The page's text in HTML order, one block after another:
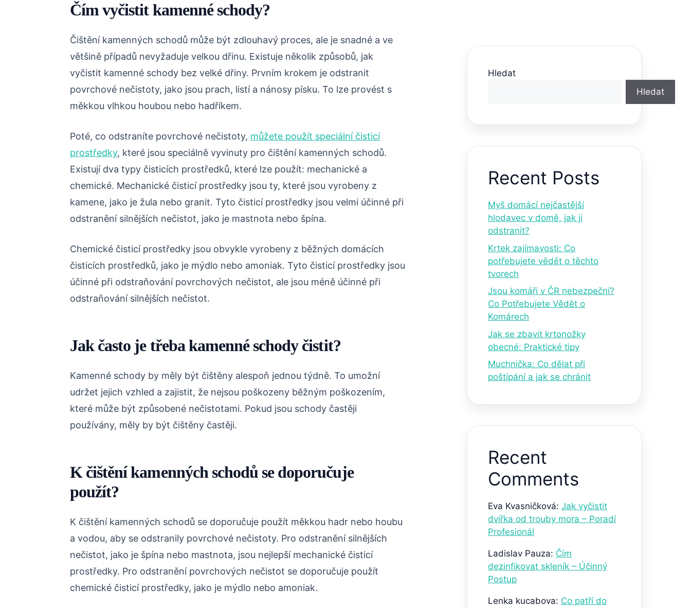
Čím vyčistit kamenné schody?
Čištění kamenných schodů může být zdlouhavý proces, ale je snadné a ve
většině případů nevyžaduje velkou dřinu. Existuje několik způsobů, jak
vyčistit kamenné schody bez velké dřiny. Prvním krokem je odstranit
povrchové nečistoty, jako jsou prach, listí a nánosy písku. To lze provést s
měkkou vlhkou houbou nebo hadříkem.
Poté, co odstraníte povrchové nečistoty, můžete použít speciální čisticí
prostředky, které jsou speciálně vyvinuty pro čištění kamenných schodů.
Existují dva typy čisticích prostředků, které lze použít: mechanické a
chemické. Mechanické čisticí prostředky jsou ty, které jsou vyrobeny z
kamene, jako je žula nebo granit. Tyto čisticí prostředky jsou velmi účinné při
odstranění silnějších nečistot, jako je mastnota nebo špína.
Chemické čisticí prostředky jsou obvykle vyrobeny z běžných domácích
čisticích prostředků, jako je mýdlo nebo amoniak. Tyto čisticí prostředky jsou
účinné při odstraňování povrchových nečistot, ale jsou méně účinné při
odstraňování silnějších nečistot.
Jak často je třeba kamenné schody čistit?
Kamenné schody by měly být čištěny alespoň jednou týdně. To umožní
udržet jejich vzhled a zajistit, že nejsou poškozeny běžným poškozením,
které může být způsobené nečistotami. Pokud jsou schody častěji
používány, měly by být čištěny častěji.
K čištění kamenných schodů se doporučuje
použít?
K čištění kamenných schodů se doporučuje použít měkkou hadr nebo houbu
a vodou, aby se odstranily povrchové nečistoty. Pro odstranění silnějších
nečistot, jako je špína nebo mastnota, jsou nejlepší mechanické čisticí
prostředky. Pro odstranění povrchových nečistot se doporučuje použít
chemické čisticí prostředky, jako je mýdlo nebo amoniak.
Hledat
Hledat
Recent Posts
Myš domácí nejčastější
hlodavec v domě, jak ji
odstranit?
Krtek zajímavosti: Co
potřebujete vědět o těchto
tvorech
Jsou komáři v ČR nebezpeční?
Co Potřebujete Vědět o
Komárech
Jak se zbavit krtonožky
obecné: Praktické tipy
Muchnička: Co dělat při
poštípání a jak se chránit
Recent
Comments
Eva Kvasničková: Jak vyčistit
dvířka od trouby mora – Poradí
Profesionál
Ladislav Pauza: Čím
dezinfikovat skleník – Účinný
Postup
Lenka kucabova: Co patří do